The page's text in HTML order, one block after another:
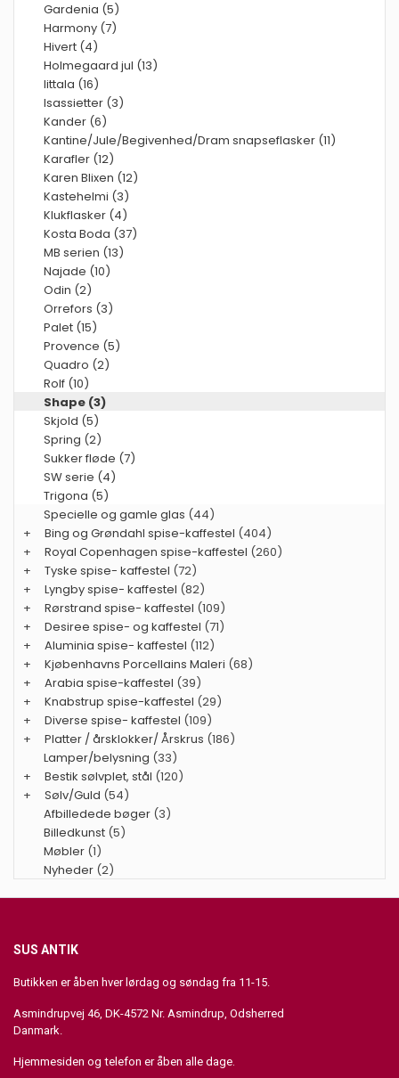
Gardenia (5)
Harmony (7)
Hivert (4)
Holmegaard jul (13)
Iittala (16)
Isassietter (3)
Kander (6)
Kantine/Jule/Begivenhed/Dram snapseflasker (11)
Karafler (12)
Karen Blixen (12)
Kastehelmi (3)
Klukflasker (4)
Kosta Boda (37)
MB serien (13)
Najade (10)
Odin (2)
Orrefors (3)
Palet (15)
Provence (5)
Quadro (2)
Rolf (10)
Shape (3)
Skjold (5)
Spring (2)
Sukker fløde (7)
SW serie (4)
Trigona (5)
Specielle og gamle glas (44)
+
Bing og Grøndahl spise-kaffestel (404)
+
Royal Copenhagen spise-kaffestel (260)
+
Tyske spise- kaffestel (72)
+
Lyngby spise- kaffestel (82)
+
Rørstrand spise- kaffestel (109)
+
Desiree spise- og kaffestel (71)
+
Aluminia spise- kaffestel (112)
+
Kjøbenhavns Porcellains Maleri (68)
+
Arabia spise-kaffestel (39)
+
Knabstrup spise-kaffestel (29)
+
Diverse spise- kaffestel (109)
+
Platter / årsklokker/ Årskrus (186)
Lamper/belysning (33)
+
Bestik sølvplet, stål (120)
+
Sølv/Guld (54)
Afbilledede bøger (3)
Billedkunst (5)
Møbler (1)
Nyheder (2)
SUS ANTIK
Butikken er åben hver lørdag og søndag fra 11-15.
Asmindrupvej 46, DK-4572 Nr. Asmindrup, Odsherred
Danmark.
Hjemmesiden og telefon er åben alle dage.